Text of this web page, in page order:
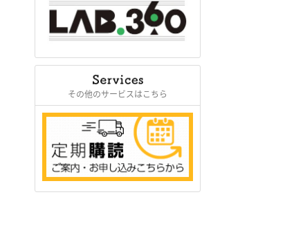
その他のサービスはこちら